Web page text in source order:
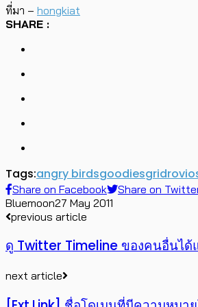
ที่มา – hongkiat
SHARE :
Tags:angry birdsgoodiesgridrovio
Share on Facebook
Share on
Bluemoon27 May 2011
previous article
ดู Twitter Timeline ของคนอื่นได้
next article